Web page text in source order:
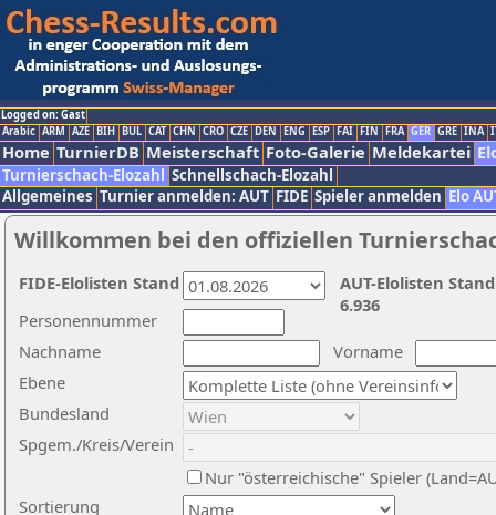
Logged on: Gast
Arabic ARM AZE BIH BUL CAT CHN CRO CZE DEN ENG ESP FAI FIN FRA GER GRE INA
Home TurnierDB Meisterschaft Foto-Galerie Meldekartei
Turnierschach-Elozahl Schnellschach-Elozahl
Allgemeines Turnier anmelden: AUT FIDE Spieler anmelden Elo
Willkommen bei den offiziellen
Nachname
Vorname
Ebene
Sortierung
Personennummer
Bundesland
Spgem./Kreis/Verein
Nur "österreichische" Spieler
AUT-Elolisten
6.936
FIDE-Elolisten Stand